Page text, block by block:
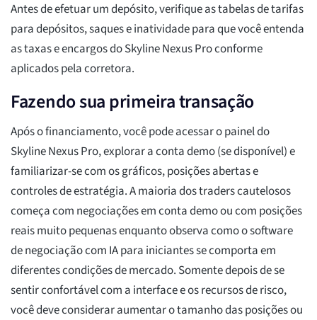
Antes de efetuar um depósito, verifique as tabelas de tarifas
para depósitos, saques e inatividade para que você entenda
as taxas e encargos do Skyline Nexus Pro conforme
aplicados pela corretora.
Fazendo sua primeira transação
Após o financiamento, você pode acessar o painel do
Skyline Nexus Pro, explorar a conta demo (se disponível) e
familiarizar-se com os gráficos, posições abertas e
controles de estratégia. A maioria dos traders cautelosos
começa com negociações em conta demo ou com posições
reais muito pequenas enquanto observa como o software
de negociação com IA para iniciantes se comporta em
diferentes condições de mercado. Somente depois de se
sentir confortável com a interface e os recursos de risco,
você deve considerar aumentar o tamanho das posições ou